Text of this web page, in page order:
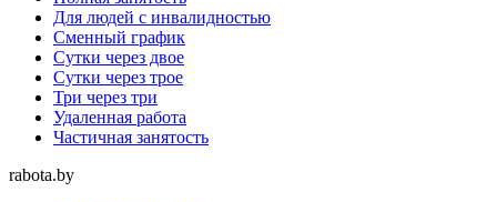
Для людей с инвалидностью
Сменный график
Сутки через двое
Сутки через трое
Три через три
Удаленная работа
Частичная занятость
rabota.by